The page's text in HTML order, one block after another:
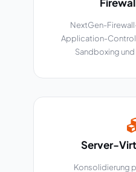
NextGen-
Application-
Sandboxing
Server-
Konsolidierung